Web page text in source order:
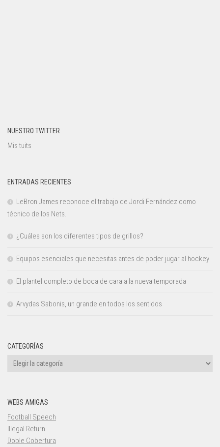
NUESTRO TWITTER
Mis tuits
ENTRADAS RECIENTES
LeBron James reconoce el trabajo de Jordi Fernández como
técnico de los Nets.
¿Cuáles son los diferentes tipos de grillos?
Equipos esenciales que necesitas antes de poder jugar al hockey
El plantel completo de boca de cara a la nueva temporada
Arvydas Sabonis, un grande en todos los sentidos
CATEGORÍAS
Categorías
WEBS AMIGAS
Football Speech
Illegal Return
Doble Cobertura